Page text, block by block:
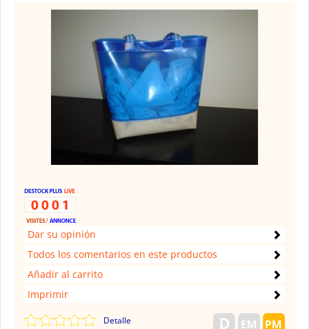
Dar su opinión
Todos los comentarios en este productos
Añadir al carrito
Imprimir
Detalle